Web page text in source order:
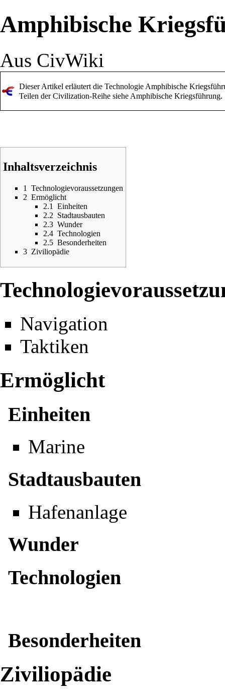
Amphibische
Aus CivWiki
Dieser Artikel erläutert die Technologie Amphibische
Teilen der Civilization-Reihe siehe Amphibische Kriegsführung.
Inhaltsverzeichnis
1
Technologievoraussetzungen
2 Ermöglicht
2.1
Einheiten
2.2 Stadtausbauten
2.3 Wunder
2.4 Technologien
2.5 Besonderheiten
3 Ziviliopädie
Navigation
Taktiken
Ermöglicht
Einheiten
Marine
Stadtausbauten
Hafenanlage
Wunder
Technologien
Besonderheiten
Ziviliopädie